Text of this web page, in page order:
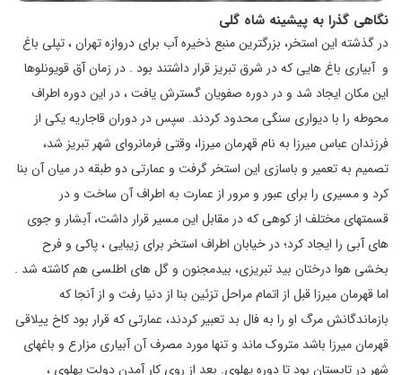
نگاهی گذرا به پیشینه شاه گلی
در گذشته این استخر، بزرگترین منبع ذخیره آب برای دروازه تهران ، تپلی باغ
و آبیاری باغ هایی که در شرق تبریز قرار داشتند بود . در زمان آق قویونلوها
این مکان ایجاد شد و در دوره صفویان گسترش یافت ، در این دوره اطراف
محوطه را با دیواری سنگی محدود کردند. سپس در دوران قاجاریه یکی از
فرزندان عباس میرزا به نام قهرمان میرزا، وقتی فرمانروای شهر تبریز شد،
تصمیم به تعمیر و باسازی این استخر گرفت و عمارتی دو طبقه در میان آن بنا
کرد و مسیری را برای عبور و مرور از عمارت به اطراف آن ساخت و در
قسمتهای مختلف از کوهی که در مقابل این مسیر قرار داشت، آبشار و جوی
های آبی را ایجاد کرد؛ در خیابان اطراف استخر برای زیبایی ، پاکی و فرح
بخشی هوا درختان بید تبریزی، بیدمجنون و گل های اطلسی هم کاشته شد .
اما قهرمان میرزا قبل از اتمام مراحل تزئین بنا از دنیا رفت و از آنجا که
بازماندگانش مرگ او را به فال بد تعبیر کردند، عمارتی که قرار بود کاخ ییلاقی
قهرمان میرزا باشد متروک ماند و تنها مورد مصرف آن آبیاری مزارع و باغهای
شهر در تابستان بود تا دوره پهلوی. بعد از روی کار آمدن دولت پهلوی ،